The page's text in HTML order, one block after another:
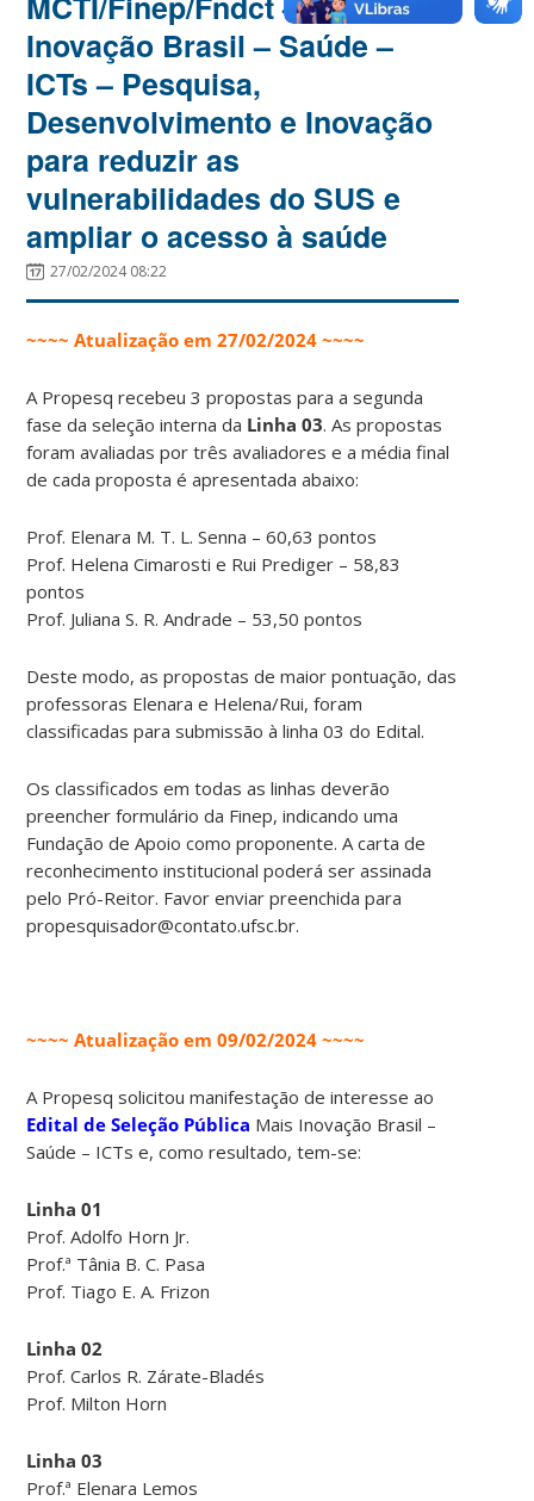
Inovação Brasil – Saúde –
ICTs – Pesquisa,
Desenvolvimento e Inovação
para reduzir as
vulnerabilidades do SUS e
ampliar o acesso à saúde
27/02/2024 08:22
~~~~ Atualização em 27/02/2024 ~~~~
A Propesq recebeu 3 propostas para a segunda
fase da seleção interna da Linha 03. As propostas
foram avaliadas por três avaliadores e a média final
de cada proposta é apresentada abaixo:
Prof. Elenara M. T. L. Senna – 60,63 pontos
Prof. Helena Cimarosti e Rui Prediger – 58,83
pontos
Prof. Juliana S. R. Andrade – 53,50 pontos
Deste modo, as propostas de maior pontuação, das
professoras Elenara e Helena/Rui, foram
classificadas para submissão à linha 03 do Edital.
Os classificados em todas as linhas deverão
preencher formulário da Finep, indicando uma
Fundação de Apoio como proponente. A carta de
reconhecimento institucional poderá ser assinada
pelo Pró-Reitor. Favor enviar preenchida para
propesquisador@contato.ufsc.br.
~~~~ Atualização em 09/02/2024 ~~~~
A Propesq solicitou manifestação de interesse ao
Edital de Seleção Pública Mais Inovação Brasil –
Saúde – ICTs e, como resultado, tem-se:
Linha 01
Prof. Adolfo Horn Jr.
Prof.ª Tânia B. C. Pasa
Prof. Tiago E. A. Frizon
Linha 02
Prof. Carlos R. Zárate-Bladés
Prof. Milton Horn
Linha 03
Prof.ª Elenara Lemos